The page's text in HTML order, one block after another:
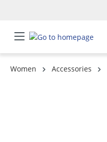
Women Accessories